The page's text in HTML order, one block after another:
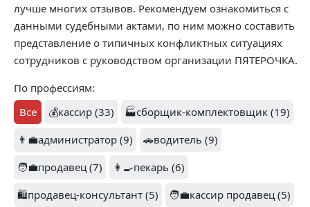
лучше многих отзывов. Рекомендуем ознакомиться с
данными судебными актами, по ним можно составить
представление о типичных конфликтных ситуациях
сотрудников с руководством организации ПЯТЕРОЧКА.
По профессиям:
Все
💰кассир (33)
🏭сборщик-комплектовщик (19)
👨‍💼администратор (9)
🚗водитель (9)
🧑‍💼продавец (7)
👩‍🍳пекарь (6)
🛍️продавец-консультант (5)
🧑‍💼кассир продавец (5)